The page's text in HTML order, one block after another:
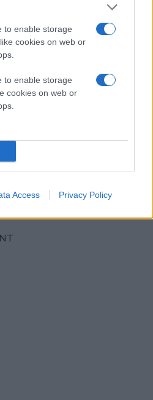
to enable storage
cookies on web or
to enable storage
cookies on web or
Access Privacy Policy